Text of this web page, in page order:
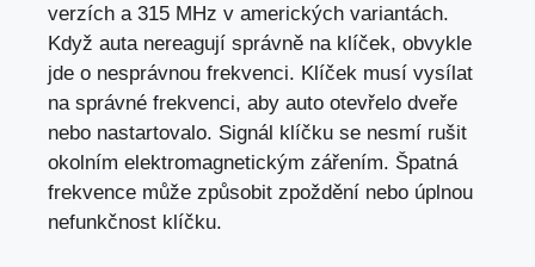
verzích a 315 MHz v amerických variantách.
Když auta nereagují správně na klíček, obvykle
jde o nesprávnou frekvenci. Klíček musí vysílat
na správné frekvenci, aby auto otevřelo dveře
nebo nastartovalo. Signál klíčku se nesmí rušit
okolním elektromagnetickým zářením. Špatná
frekvence může způsobit zpoždění nebo úplnou
nefunkčnost klíčku.